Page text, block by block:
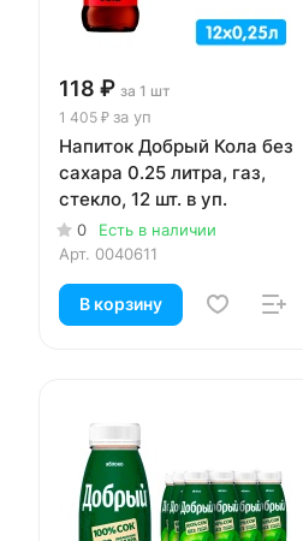
118 ₽ за 1 шт
1 405 ₽ за уп
Напиток Добрый Кола без
сахара 0.25 литра, газ,
стекло, 12 шт. в уп.
0
Есть в наличии
Арт. 0040611
В корзину